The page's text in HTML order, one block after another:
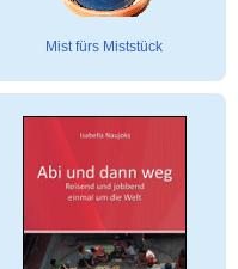
Mist fürs Miststück